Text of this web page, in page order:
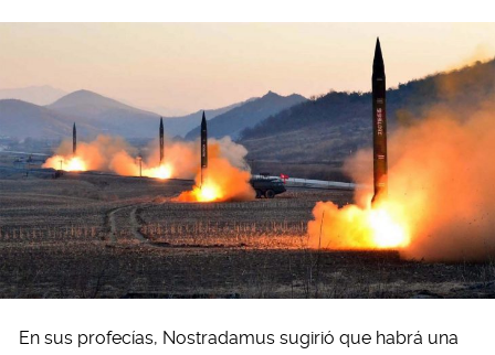
En sus profecías, Nostradamus sugirió que habrá una